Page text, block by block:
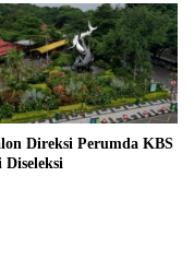
Direksi Perumda KBS